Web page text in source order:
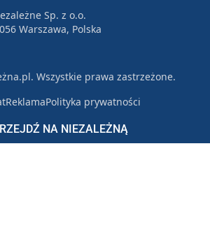
NA NIEZALEŻNĄ
Sp. z o.o.
Warszawa, Polska
Wszystkie prawa zastrzeżone.
ReklamaPolityka prywatności